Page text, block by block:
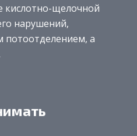
кислотно-щелочной
нарушений,
а